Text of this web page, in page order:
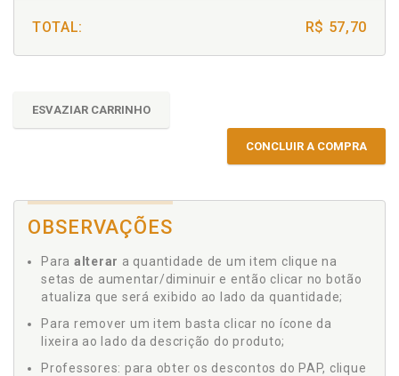
TOTAL: R$ 57,70
ESVAZIAR CARRINHO
CONCLUIR A COMPRA
OBSERVAÇÕES
Para alterar a quantidade de um item clique na
setas de aumentar/diminuir e então clicar no botão
atualiza que será exibido ao lado da quantidade;
Para remover um item basta clicar no ícone da
lixeira ao lado da descrição do produto;
Professores: para obter os descontos do PAP, clique